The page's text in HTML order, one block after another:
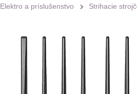
Elektro a príslušenstvo Strihacie